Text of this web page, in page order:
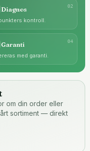
02
Diagnos
kontroll.
04
Garanti
med garanti.
om din order eller
sortiment — direkt